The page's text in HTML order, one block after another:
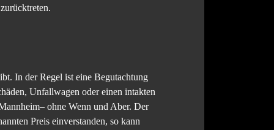
In der Regel ist eine Begutachtung
Unfallwagen oder einen intakten
ohne Wenn und Aber. Der
Preis einverstanden, so kann